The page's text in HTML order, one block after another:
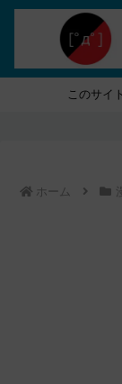
このサイ
ホーム